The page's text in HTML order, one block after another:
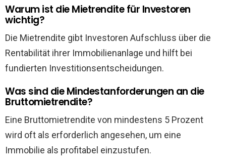
Warum ist die Mietrendite für Investoren
wichtig?
Die Mietrendite gibt Investoren Aufschluss über die
Rentabilität ihrer Immobilienanlage und hilft bei
fundierten Investitionsentscheidungen.
Was sind die Mindestanforderungen an die
Bruttomietrendite?
Eine Bruttomietrendite von mindestens 5 Prozent
wird oft als erforderlich angesehen, um eine
Immobilie als profitabel einzustufen.